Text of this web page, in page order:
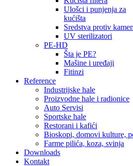
Ulošci i punjenja za
kućišta
Sredstva protiv
UV sterilizatori
PE-HD
Šta je PE?
Mašine i uređaji
Fitinzi
Reference
Industrijske hale
Proizvodne hale i radionice
Auto Servisi
Sportske hale
Restorani i kafići
Bioskopi, domovi kulture,
Farme pilića, koza, svinja
Downloads
Kontakt